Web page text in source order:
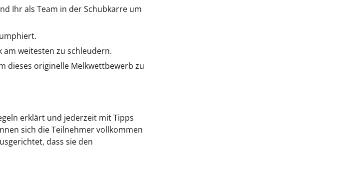
Ihr als Team in der Schubkarre um
am weitesten zu schleudern.
dieses originelle Melkwettbewerb zu
erklärt und jederzeit mit Tipps
sich die Teilnehmer vollkommen
dass sie den